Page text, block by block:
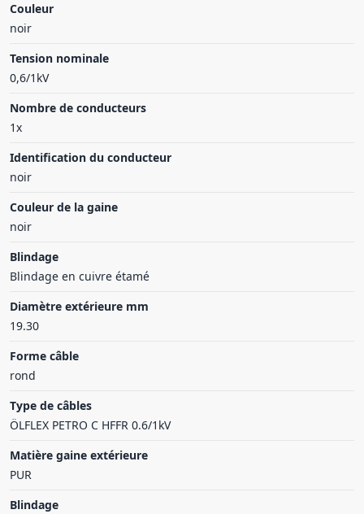
Couleur
noir
Tension nominale
0,6/1kV
Nombre de conducteurs
1x
Identification du conducteur
noir
Couleur de la gaine
noir
Blindage
Blindage en cuivre étamé
Diamètre extérieure mm
19.30
Forme câble
rond
Type de câbles
ÖLFLEX PETRO C HFFR 0.6/1kV
Matière gaine extérieure
PUR
Blindage